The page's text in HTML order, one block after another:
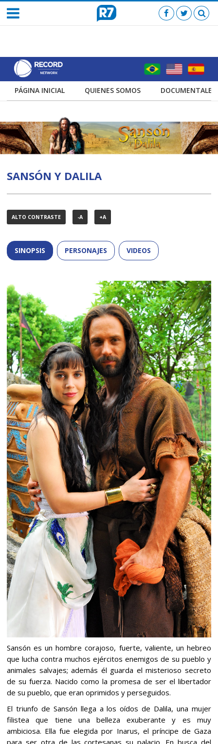
PÁGINA INICIAL QUIENES SOMOS DOCUMENTALES
SANSÓN Y DALILA
ALTO CONTRASTE -A +A
SINOPSIS PERSONAJES VIDEOS
Sansón es un hombre corajoso, fuerte, valiente, un hebreo
que lucha contra muchos ejércitos enemigos de su pueblo y
animales salvajes; además él guarda el misterioso secreto
de su fuerza. Nacido como la promesa de ser el libertador
de su pueblo, que eran oprimidos y perseguidos.
El triunfo de Sansón llega a los oídos de Dalila, una mujer
filistea que tiene una belleza exuberante y es muy
ambiciosa. Ella fue elegida por Inarus, el príncipe de Gaza